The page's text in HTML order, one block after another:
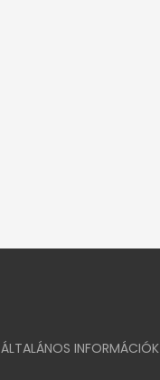
ÁLTALÁNOS INFORMÁCIÓK